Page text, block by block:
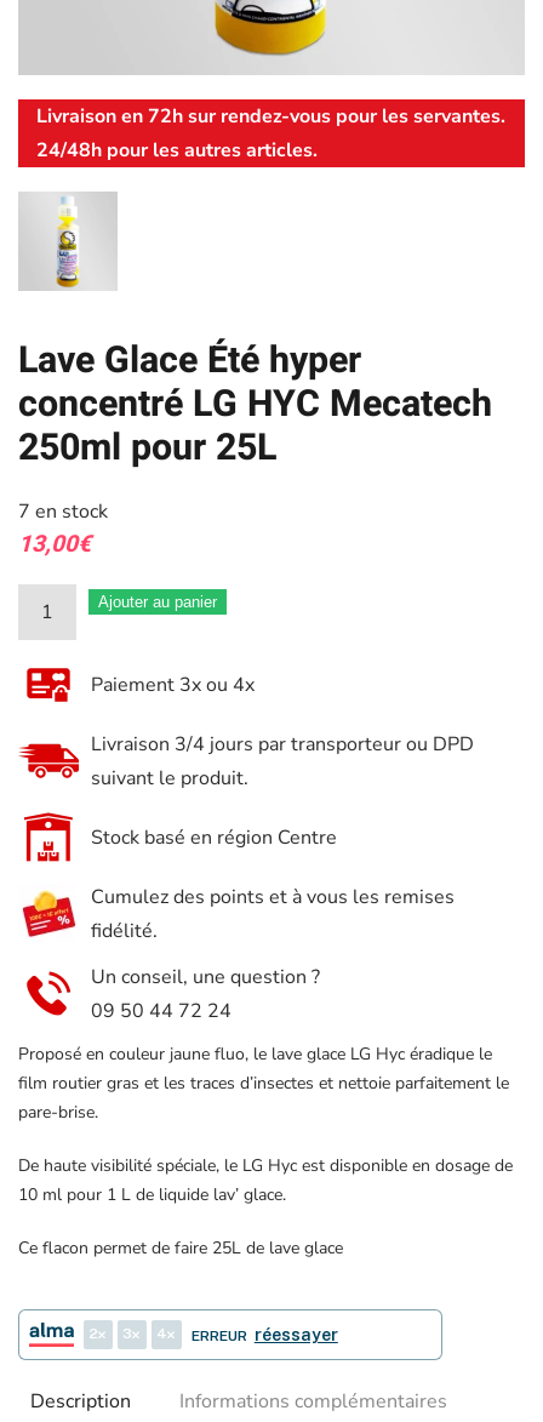
Livraison en 72h sur rendez-vous pour les servantes.
24/48h pour les autres articles.
Lave Glace Été hyper
concentré LG HYC Mecatech
250ml pour 25L
7 en stock
13,00€
quantité
de
Lave
Glace
hyper
LG
Mecatech
250ml
pour
25L
Ajouter au panier
Paiement 3x ou 4x
Livraison 3/4 jours par transporteur ou DPD
suivant le produit.
Stock basé en région Centre
Cumulez des points et à vous les remises
fidélité.
Un conseil, une question ?
09 50 44 72 24
Proposé en couleur jaune fluo, le lave glace LG Hyc éradique le
film routier gras et les traces d’insectes et nettoie parfaitement le
pare-brise.
De haute visibilité spéciale, le LG Hyc est disponible en dosage de
10 ml pour 1 L de liquide lav’ glace.
Ce flacon permet de faire 25L de lave glace
2 3 4 ERREUR réessayer
Description Informations complémentaires